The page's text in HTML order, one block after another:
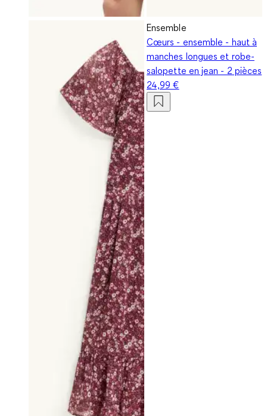
Ensemble
Cœurs - ensemble - haut à
manches longues et robe-
salopette en jean - 2 pièces
24,99 €